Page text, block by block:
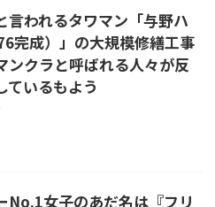
言われるタワマン「与野ハ
完成）」の大規模修繕工事
ンクラと呼ばれる人々が反
ているもよう
No.1女子のあだ名は『フリ